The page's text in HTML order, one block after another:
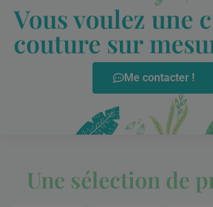
Vous voulez une
couture sur
Me contacter !
Une sélection de